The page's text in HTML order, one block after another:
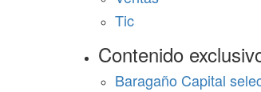
Tic
Contenido
Baragaño Capital